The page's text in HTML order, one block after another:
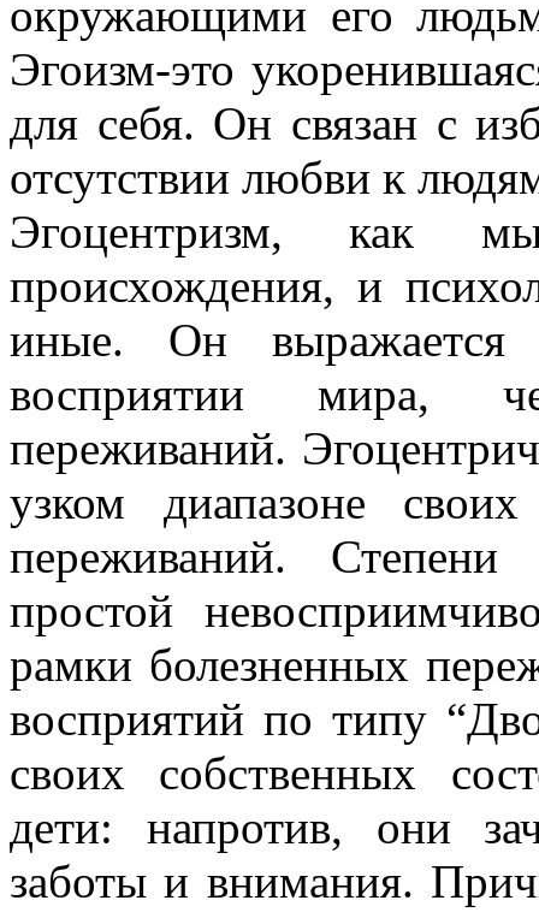
окружающими его
Эгоизм-это
для себя. Он связан с
отсутствии любви к
Эгоцентризм, как
происхождения, и
иные. Он
восприятии мира,
переживаний.
узком диапазоне
переживаний. Степени
простой
рамки болезненных
восприятий по типу
своих собственных
дети: напротив, они
заботы и внимания.